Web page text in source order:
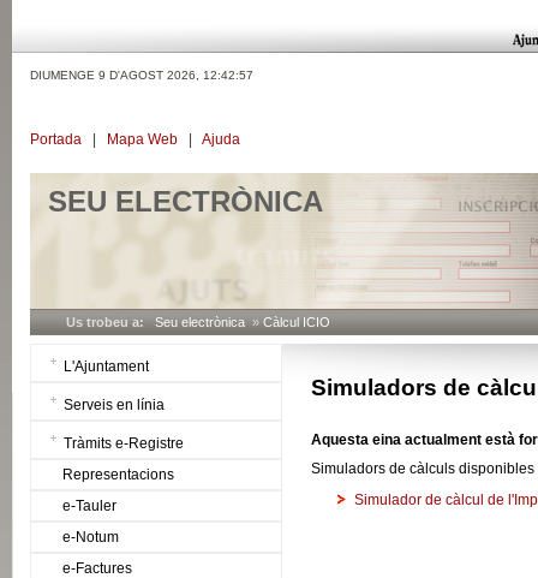
DIUMENGE 9 D'AGOST 2026, 12:42:57
Portada Mapa Web Ajuda
SEU ELECTRÒNICA
Us trobeu a: Seu electrònica » Càlcul ICIO
L'Ajuntament
Serveis en línia
Tràmits e-Registre
Representacions
e-Tauler
e-Notum
e-Factures
Simuladors de
Aquesta eina actualment està
Simuladors de càlculs disponibles
Simulador de càlcul de